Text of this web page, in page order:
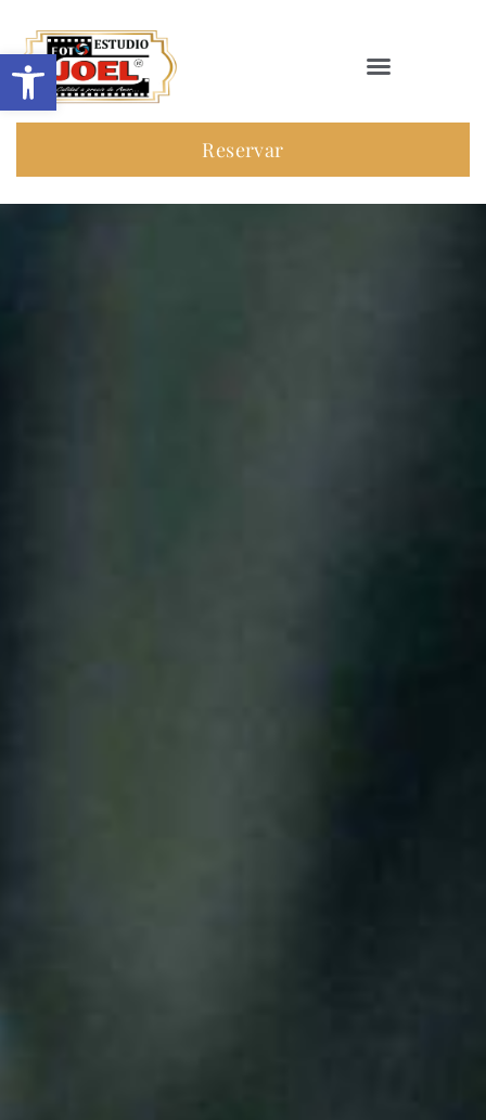
Abrir barra de herramientas
Reservar